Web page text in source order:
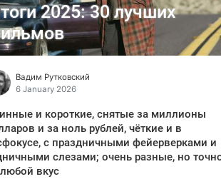
2025: 30 лучших
Вадим Рутковский
6 January 2026
и короткие, снятые за миллионы
и за ноль рублей, чёткие и в
с праздничными фейерверками и
слезами; очень разные, но
вкус